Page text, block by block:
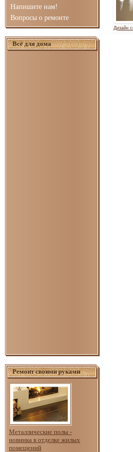
Напишите нам!
Вопросы о ремонте
Всё для дома
Ремонт своими руками
Металлические полы -
новинка в отделке жилых
помещений
Дизайн